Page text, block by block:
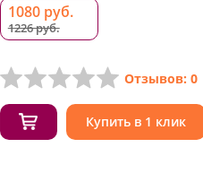
1080 руб.
1226 руб.
Отзывов: 0
Купить в 1 клик